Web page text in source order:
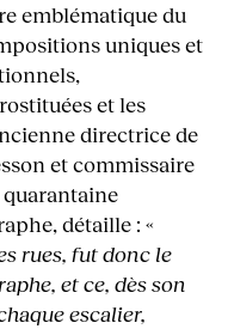
emblématique du
uniques et
et les
directrice de
et commissaire
détaille : «
rues, fut donc le
et ce, dès son
escalier,